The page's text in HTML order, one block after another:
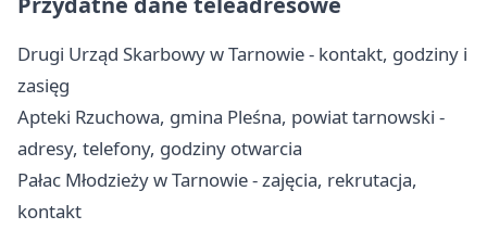
Drugi Urząd Skarbowy w Tarnowie - kontakt, godziny i
zasięg
Apteki Rzuchowa, gmina Pleśna, powiat tarnowski -
adresy, telefony, godziny otwarcia
Pałac Młodzieży w Tarnowie - zajęcia, rekrutacja,
kontakt